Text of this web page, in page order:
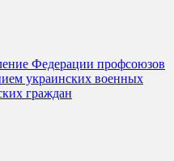
Федерации профсоюзов
украинских военных
граждан